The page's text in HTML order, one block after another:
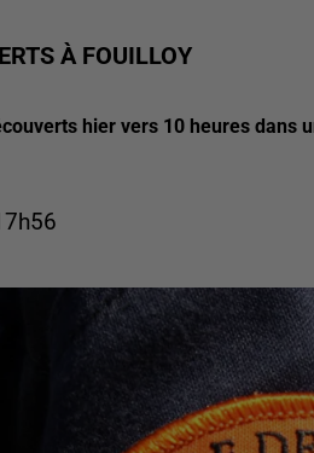
À FOUILLOY
hier vers 10 heures dans